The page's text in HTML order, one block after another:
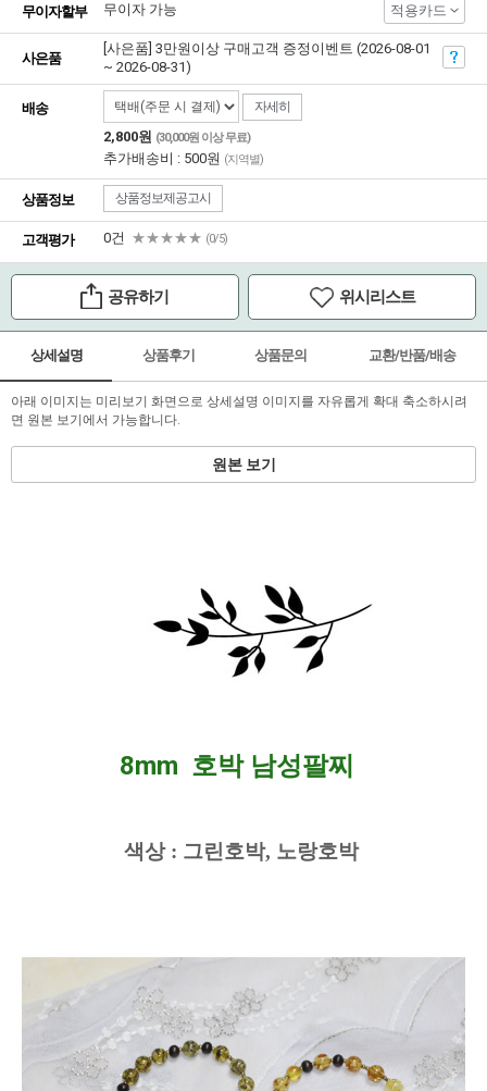
무이자할부 무이자 가능 적용카드
사은품
[사은품] 3만원이상 구매고객 증정이벤트 (2026-08-01
~ 2026-08-31)
배송 자세히
2,800원 (30,000원 이상 무료)
추가배송비 : 500원 (지역별)
상품정보 상품정보제공고시
고객평가 0건 ★★★★★ (0/5)
공유하기 위시리스트
상세설명 상품후기 상품문의 교환/반품/배송
아래 이미지는 미리보기 화면으로 상세설명 이미지를 자유롭게 확대 축소하시려
면 원본 보기에서 가능합니다.
원본 보기
8mm 호박 남성팔찌
색상 : 그린호박, 노랑호박